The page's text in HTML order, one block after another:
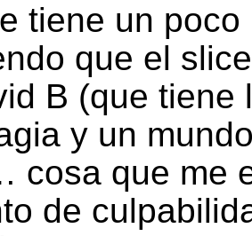
tiene un
que el
B (que tiene
y un
cosa que me
de